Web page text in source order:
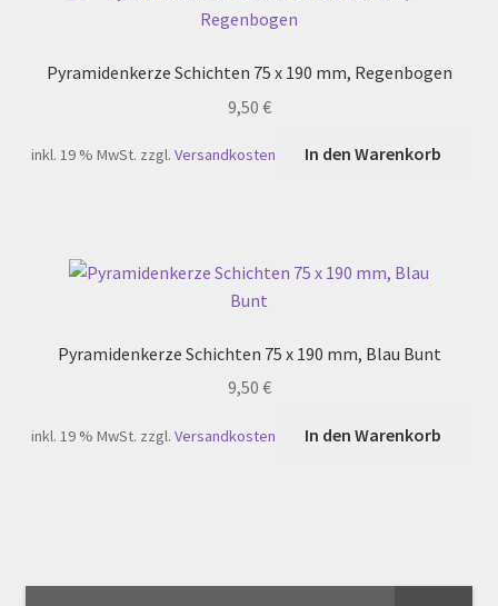
Pyramidenkerze Schichten 75 x 190 mm, Regenbogen
9,50 €
inkl. 19 % MwSt. zzgl.Versandkosten In den Warenkorb
Pyramidenkerze Schichten 75 x 190 mm, Blau Bunt
9,50 €
inkl. 19 % MwSt. zzgl.Versandkosten In den Warenkorb